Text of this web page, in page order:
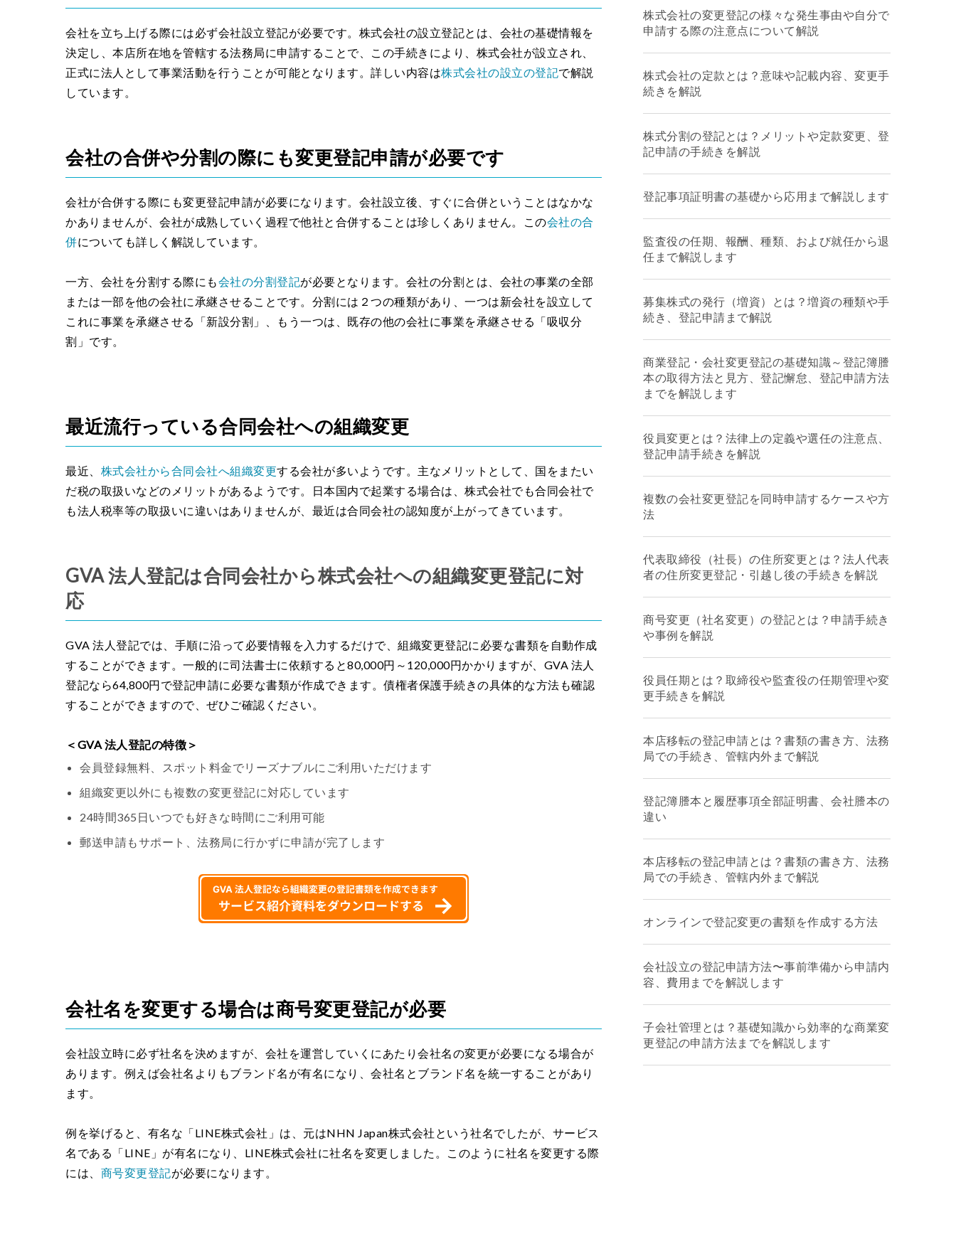
会社を立ち上げる際には必ず会社設立登記が必要です。株式会社の設立登記とは、会社の基礎情報を
決定し、本店所在地を管轄する法務局に申請することで、この手続きにより、株式会社が設立され、
正式に法人として事業活動を行うことが可能となります。詳しい内容は株式会社の設立の登記で解説
しています。
会社の合併や分割の際にも変更登記申請が必要です
会社が合併する際にも変更登記申請が必要になります。会社設立後、すぐに合併ということはなかな
かありませんが、会社が成熟していく過程で他社と合併することは珍しくありません。この会社の合
併についても詳しく解説しています。
一方、会社を分割する際にも会社の分割登記が必要となります。会社の分割とは、会社の事業の全部
または一部を他の会社に承継させることです。分割には２つの種類があり、一つは新会社を設立して
これに事業を承継させる「新設分割」、もう一つは、既存の他の会社に事業を承継させる「吸収分
割」です。
最近流行っている合同会社への組織変更
最近、 株式会社から合同会社へ組織変更する会社が多いようです。主なメリットとして、国をまたい
だ税の取扱いなどのメリットがあるようです。日本国内で起業する場合は、株式会社でも合同会社で
も法人税率等の取扱いに違いはありませんが、最近は合同会社の認知度が上がってきています。
GVA 法人登記は合同会社から株式会社への組織変更登記に対
応
GVA 法人登記では、手順に沿って必要情報を入力するだけで、組織変更登記に必要な書類を自動作成
することができます。一般的に司法書士に依頼すると80,000円～120,000円かかりますが、GVA 法人
登記なら64,800円で登記申請に必要な書類が作成できます。債権者保護手続きの具体的な方法も確認
することができますので、ぜひご確認ください。
＜GVA 法人登記の特徴＞
会員登録無料、スポット料金でリーズナブルにご利用いただけます
組織変更以外にも複数の変更登記に対応しています
24時間365日いつでも好きな時間にご利用可能
郵送申請もサポート、法務局に行かずに申請が完了します
会社名を変更する場合は商号変更登記が必要
会社設立時に必ず社名を決めますが、会社を運営していくにあたり会社名の変更が必要になる場合が
あります。例えば会社名よりもブランド名が有名になり、会社名とブランド名を統一することがあり
ます。
例を挙げると、有名な「LINE株式会社」は、元はNHN Japan株式会社という社名でしたが、サービス
名である「LINE」が有名になり、LINE株式会社に社名を変更しました。このように社名を変更する際
には、 商号変更登記が必要になります。
株式会社の変更登記の様々な発生事由や自分で
申請する際の注意点について解説
株式会社の定款とは？意味や記載内容、変更手
続きを解説
株式分割の登記とは？メリットや定款変更、登
記申請の手続きを解説
登記事項証明書の基礎から応用まで解説します
監査役の任期、報酬、種類、および就任から退
任まで解説します
募集株式の発行（増資）とは？増資の種類や手
続き、登記申請まで解説
商業登記・会社変更登記の基礎知識～登記簿謄
本の取得方法と見方、登記懈怠、登記申請方法
までを解説します
役員変更とは？法律上の定義や選任の注意点、
登記申請手続きを解説
複数の会社変更登記を同時申請するケースや方
法
代表取締役（社長）の住所変更とは？法人代表
者の住所変更登記・引越し後の手続きを解説
商号変更（社名変更）の登記とは？申請手続き
や事例を解説
役員任期とは？取締役や監査役の任期管理や変
更手続きを解説
本店移転の登記申請とは？書類の書き方、法務
局での手続き、管轄内外まで解説
登記簿謄本と履歴事項全部証明書、会社謄本の
違い
本店移転の登記申請とは？書類の書き方、法務
局での手続き、管轄内外まで解説
オンラインで登記変更の書類を作成する方法
会社設立の登記申請方法〜事前準備から申請内
容、費用までを解説します
子会社管理とは？基礎知識から効率的な商業変
更登記の申請方法までを解説します